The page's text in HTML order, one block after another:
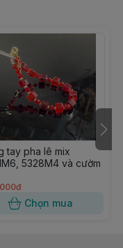
tay pha lê mix
5328M4 và cườm
Chọn mua